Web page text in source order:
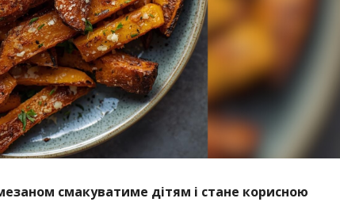
смакуватиме дітям і стане корисною